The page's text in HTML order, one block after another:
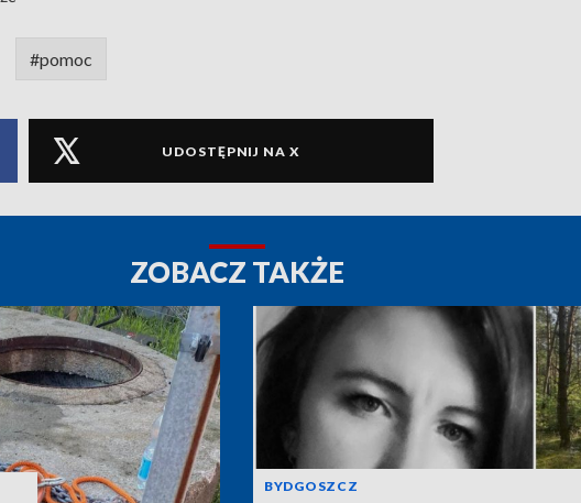
#pomoc
UDOSTĘPNIJ NA X
ZOBACZ TAKŻE
BYDGOSZCZ